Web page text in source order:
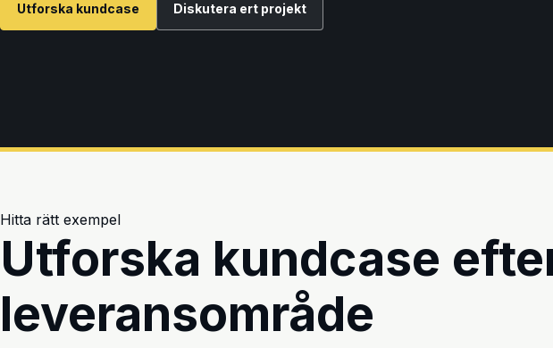
Utforska kundcase Diskutera ert projekt
Hitta rätt exempel
Utforska kundcase
leveransområde